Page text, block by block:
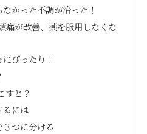
かった不調が治った！
痛が改善、薬を服用しなくな
ぴったり！
すと？
るには
つに分ける